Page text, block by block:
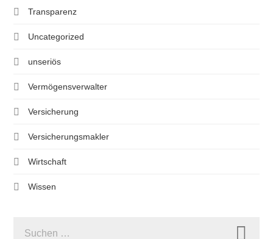
Transparenz
Uncategorized
unseriös
Vermögensverwalter
Versicherung
Versicherungsmakler
Wirtschaft
Wissen
NACH: